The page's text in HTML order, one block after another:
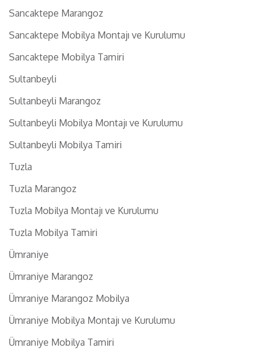
Sancaktepe Marangoz
Sancaktepe Mobilya Montajı ve Kurulumu
Sancaktepe Mobilya Tamiri
Sultanbeyli
Sultanbeyli Marangoz
Sultanbeyli Mobilya Montajı ve Kurulumu
Sultanbeyli Mobilya Tamiri
Tuzla
Tuzla Marangoz
Tuzla Mobilya Montajı ve Kurulumu
Tuzla Mobilya Tamiri
Ümraniye
Ümraniye Marangoz
Ümraniye Marangoz Mobilya
Ümraniye Mobilya Montajı ve Kurulumu
Ümraniye Mobilya Tamiri